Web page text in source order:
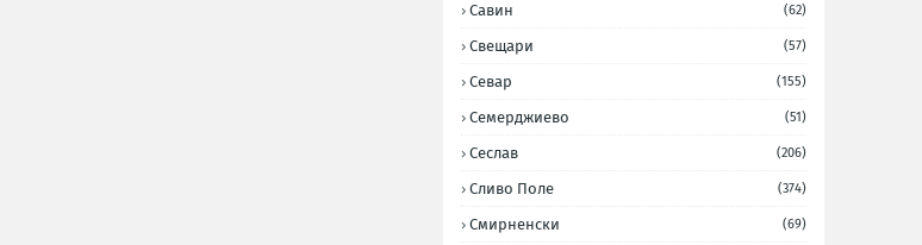
Савин (62)
Свещари (57)
Севар (155)
Семерджиево (51)
Сеслав (206)
Сливо Поле (374)
Смирненски (69)